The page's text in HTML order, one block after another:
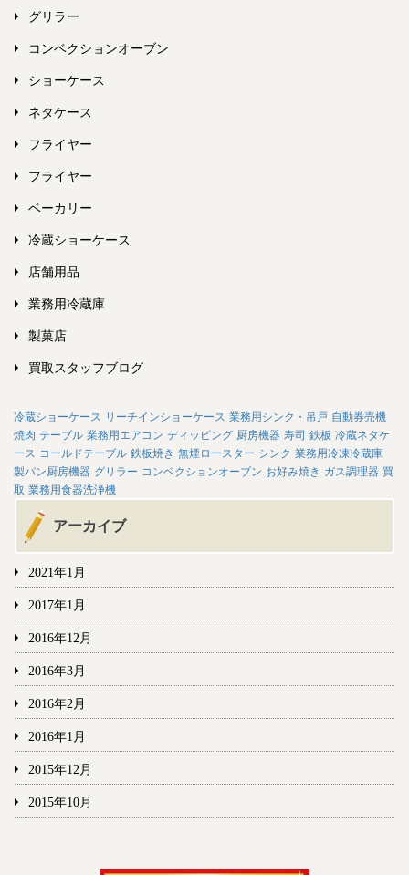
グリラー
コンベクションオーブン
ショーケース
ネタケース
フライヤー
フライヤー
ベーカリー
冷蔵ショーケース
店舗用品
業務用冷蔵庫
製菓店
買取スタッフブログ
冷蔵ショーケース リーチインショーケース 業務用シンク・吊戸 自動券売機
焼肉 テーブル 業務用エアコン ディッピング 厨房機器 寿司 鉄板 冷蔵ネタケ
ース コールドテーブル 鉄板焼き 無煙ロースター シンク 業務用冷凍冷蔵庫
製パン厨房機器 グリラー コンベクションオーブン お好み焼き ガス調理器 買
取 業務用食器洗浄機
アーカイブ
2021年1月
2017年1月
2016年12月
2016年3月
2016年2月
2016年1月
2015年12月
2015年10月